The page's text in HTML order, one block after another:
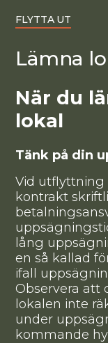
FLYTTA UT
Lämna
När du
lokal
Tänk på din
Vid utflyttning
kontrakt
lång
en så kallad
ifall
Observera att
lokalen inte
under
kommande